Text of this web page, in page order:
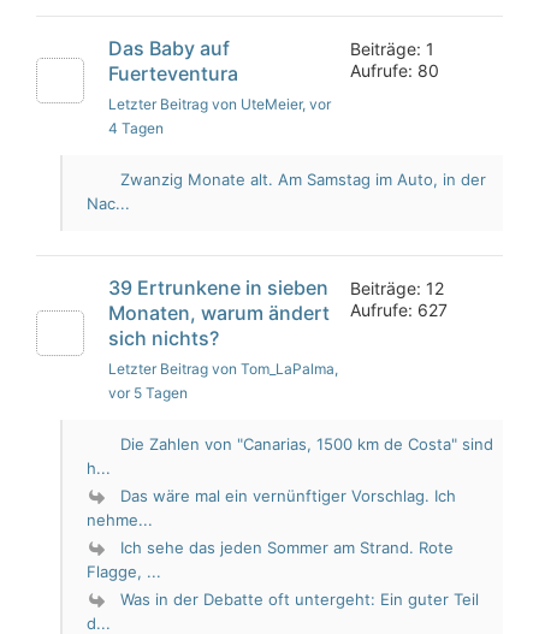
Das Baby auf
Fuerteventura
Letzter Beitrag von UteMeier, vor
4 Tagen
Beiträge: 1
Aufrufe: 80
Zwanzig Monate alt. Am Samstag im Auto, in der
Nac...
39 Ertrunkene in sieben
Monaten, warum ändert
sich nichts?
Letzter Beitrag von Tom_LaPalma,
vor 5 Tagen
Beiträge: 12
Aufrufe: 627
Die Zahlen von "Canarias, 1500 km de Costa" sind
h...
Das wäre mal ein vernünftiger Vorschlag. Ich
nehme...
Ich sehe das jeden Sommer am Strand. Rote
Flagge, ...
Was in der Debatte oft untergeht: Ein guter Teil
d...